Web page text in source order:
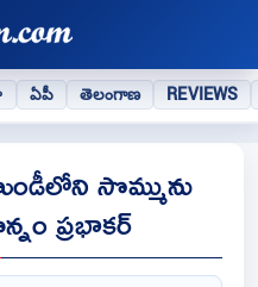
ఏపీ తెలంగాణ REVIEWS
సొమ్మును
ప్రభాకర్